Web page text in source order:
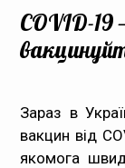
Громадське
Громадянам
COVID-19
Зараз в
вакцин від
якомога